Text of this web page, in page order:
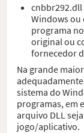
cnbbr292.dll
Windows ou
programa
original ou
fornecedor
Na grande
sistema do
programas, em
arquivo DLL
jogo/aplicativo.